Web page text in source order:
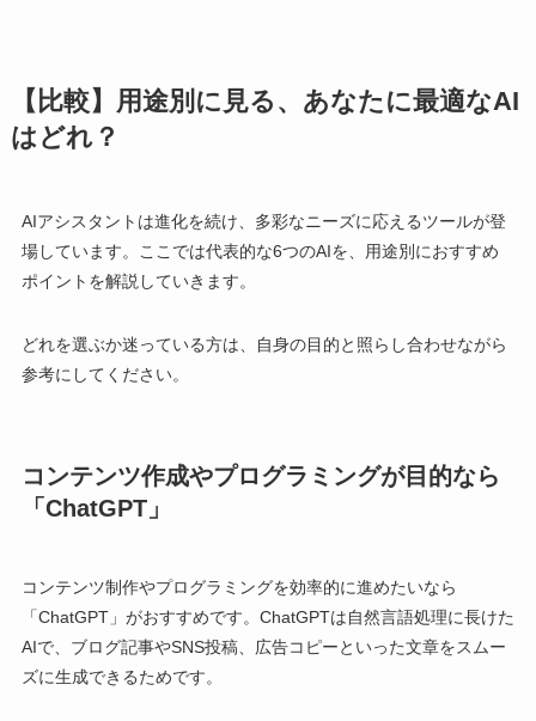
【比較】用途別に見る、あなたに最適なAI
はどれ？
AIアシスタントは進化を続け、多彩なニーズに応えるツールが登
場しています。ここでは代表的な6つのAIを、用途別におすすめ
ポイントを解説していきます。
どれを選ぶか迷っている方は、自身の目的と照らし合わせながら
参考にしてください。
コンテンツ作成やプログラミングが目的なら
「ChatGPT」
コンテンツ制作やプログラミングを効率的に進めたいなら
「ChatGPT」がおすすめです。ChatGPTは自然言語処理に長けた
AIで、ブログ記事やSNS投稿、広告コピーといった文章をスムー
ズに生成できるためです。